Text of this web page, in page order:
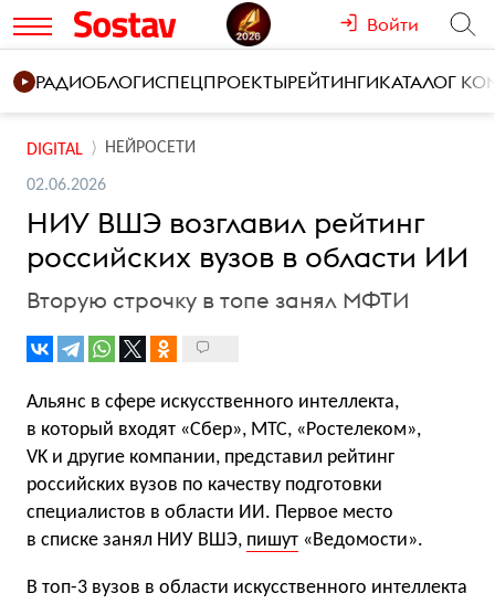
Войти
РАДИОБЛОГИСПЕЦПРОЕКТЫРЕЙТИНГИКАТАЛОГ
DIGITAL НЕЙРОСЕТИ
02.06.2026
НИУ ВШЭ возглавил рейтинг
российских вузов в области ИИ
Вторую строчку в топе занял МФТИ
Альянс в сфере искусственного интеллекта,
в который входят «Сбер», МТС, «Ростелеком»,
VK и другие компании, представил рейтинг
российских вузов по качеству подготовки
специалистов в области ИИ. Первое место
в списке занял НИУ ВШЭ, пишут «Ведомости».
В топ-3 вузов в области искусственного интеллекта